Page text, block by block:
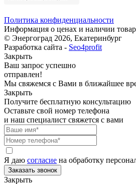
Политика конфиденциальности
Информация о ценах и наличии
© Энергоград 2026, Екатеринбург
Разработка сайта - Seo4profit
Закрыть
Ваш запрос успешно
отправлен!
Мы свяжемся с Вами в ближайшее
Закрыть
Получите бесплатную консультацию
Оставьте свой номер телефона
и наш специалист свяжется с вами
Я даю согласие на обработку
Закрыть